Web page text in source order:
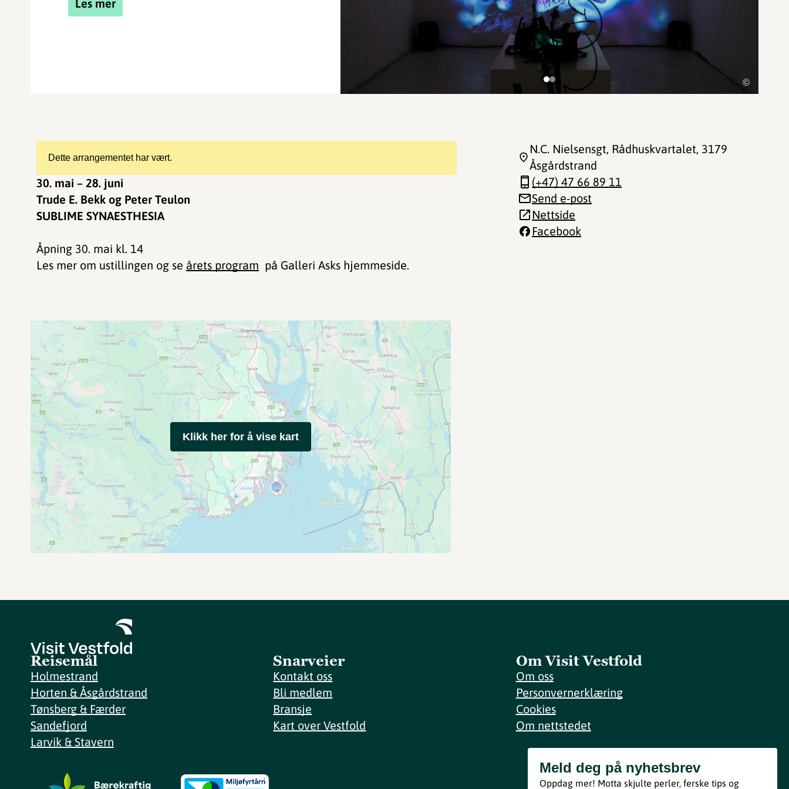
Les mer
©
Dette arrangementet har vært.
30. mai – 28. juni
Trude E. Bekk og Peter Teulon
SUBLIME SYNAESTHESIA
Åpning 30. mai kl. 14
Les mer om ustillingen og se årets program på Galleri Asks hjemmeside.
N.C. Nielsensgt, Rådhuskvartalet, 3179
Åsgårdstrand
(+47) 47 66 89 11
Send e-post
Nettside
Facebook
Klikk her for å vise kart
Reisemål
Holmestrand
Horten & Åsgårdstrand
Tønsberg & Færder
Sandefjord
Larvik & Stavern
Snarveier
Kontakt oss
Bli medlem
Bransje
Kart over Vestfold
Om Visit Vestfold
Om oss
Personvernerklæring
Cookies
Om nettstedet
Meld deg på nyhetsbrev
Meld deg på nyhetsbrev
Oppdag mer! Motta skjulte perler, ferske tips og